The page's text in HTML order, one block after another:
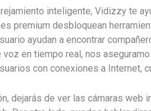
inteligente, Vidizzy te
premium desbloquean
ayudan a encontrar
en tiempo real, nos
con conexiones a Internet,
dejarás de ver las cámaras